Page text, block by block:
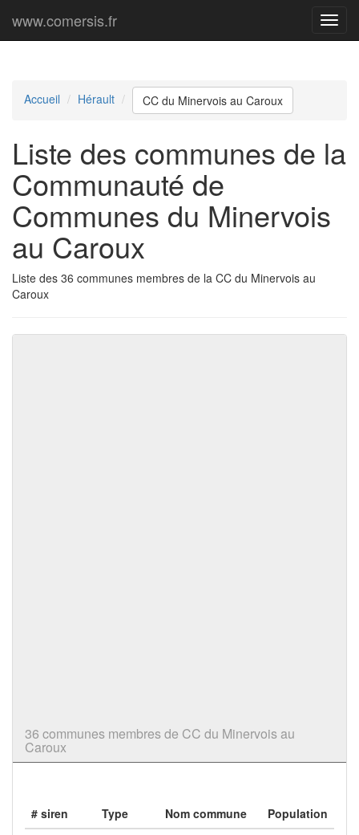
Menu
www.comersis.fr
Accueil Hérault CC du Minervois au Caroux
Liste des communes de la
Communauté de
Communes du Minervois
au Caroux
Liste des 36 communes membres de la CC du Minervois au
Caroux
36 communes membres de CC du Minervois au
Caroux
# siren Type Nom commune
Population